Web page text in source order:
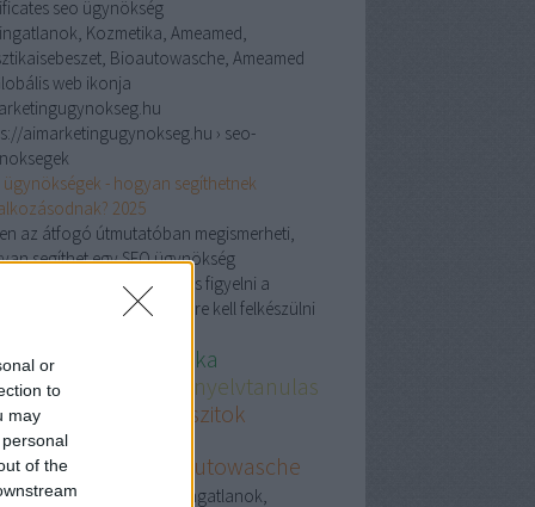
or
to
may
of the
seo ügynökség
Kozmetika, Ameamed,
Bioautowasche, Ameamed
aimarketingugynokseg.hu › seo-
ügynökségek - hogyan segíthetnek
2025
az átfogó útmutatóban megismerheti,
segíthet egy SEO ügynökség
mire érdemes figyelni a
és milyen trendekre kell felkészülni
ingatlanok
Kozmetika
Nemetnyelvtanulas
Bioautowasche
Crs ingatlanok,